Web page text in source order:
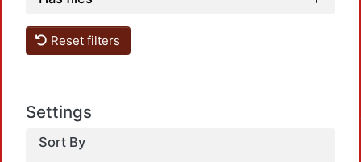
Reset filters
Settings
Sort By